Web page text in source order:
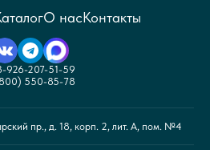
О насКонтакты
926-207-51-59
550-85-78
пр., д. 18, корп. 2, лит. А, пом. №4